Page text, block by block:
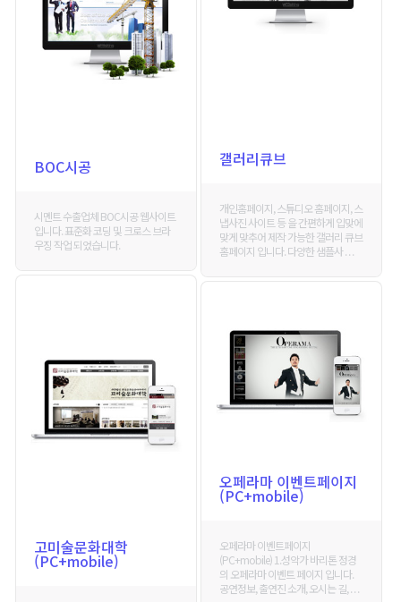
갤러리큐브
개인홈페이지, 스튜디오 홈페이지, 스
냅사진 사이트 등 을 간편하게 입맞에
맞게 맞추어 제작 가능한 갤러리 큐브
홈페이지 입니다. 다양한 샘플사 . . .
BOC시공
시멘트 수출업체 BOC시공 웹사이트
입니다. 표준화 코딩 및 크로스 브라
우징 작업 되었습니다.
고미술문화대학
(PC+mobile)
오페라마 이벤트페이지
(PC+mobile)
오페라마 이벤트페이지
(PC+mobile) 1.성악가 바리톤 정경
의 오페라마 이벤트 페이지 입니다.
공연정보, 출연진 소개, 오시는 길, . . .